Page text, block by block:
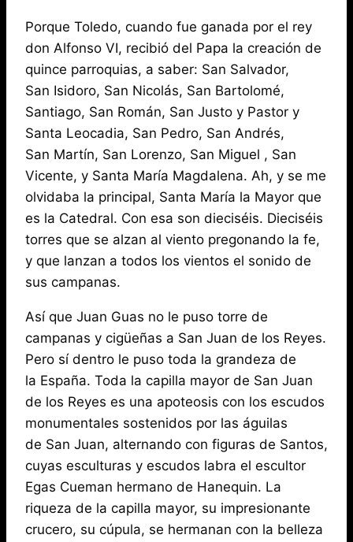
Porque Toledo, cuando fue ganada por el rey
don Alfonso VI, recibió del Papa la creación de
quince parroquias, a saber: San Salvador,
San Isidoro, San Nicolás, San Bartolomé,
Santiago, San Román, San Justo y Pastor y
Santa Leocadia, San Pedro, San Andrés,
San Martín, San Lorenzo, San Miguel , San
Vicente, y Santa María Magdalena. Ah, y se me
olvidaba la principal, Santa María la Mayor que
es la Catedral. Con esa son dieciséis. Dieciséis
torres que se alzan al viento pregonando la fe,
y que lanzan a todos los vientos el sonido de
sus campanas.
Así que Juan Guas no le puso torre de
campanas y cigüeñas a San Juan de los Reyes.
Pero sí dentro le puso toda la grandeza de
la España. Toda la capilla mayor de San Juan
de los Reyes es una apoteosis con los escudos
monumentales sostenidos por las águilas
de San Juan, alternando con figuras de Santos,
cuyas esculturas y escudos labra el escultor
Egas Cueman hermano de Hanequin. La
riqueza de la capilla mayor, su impresionante
crucero, su cúpula, se hermanan con la belleza